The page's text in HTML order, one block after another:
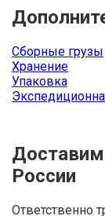
Сборные грузы
Хранение
Упаковка
России
Ответственно